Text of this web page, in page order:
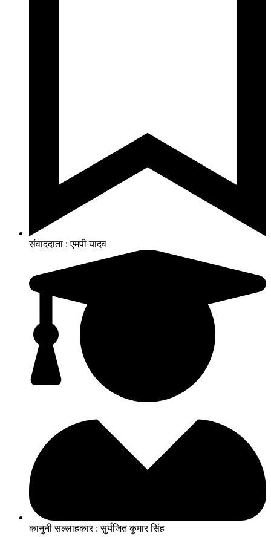
संवाददाता : एमपी यादव
कानुनी सल्लाहकार : सुर्यजित कुमार सिंह